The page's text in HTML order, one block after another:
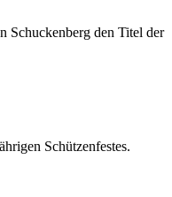
Schuckenberg den Titel der
Schützenfestes.